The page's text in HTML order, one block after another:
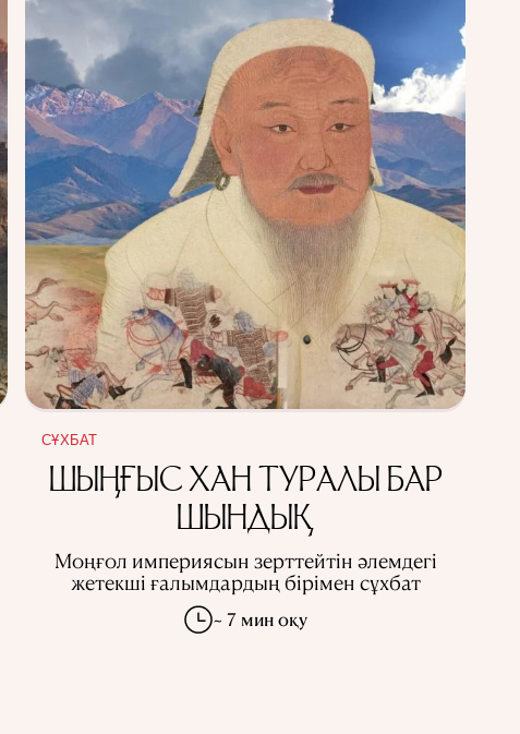
СҰХБАТ
ШЫҢҒЫС ХАН ТУРАЛЫ БАР
ШЫНДЫҚ
Моңғол империясын зерттейтін әлемдегі
жетекші ғалымдардың бірімен сұхбат
~ 7 мин оқу